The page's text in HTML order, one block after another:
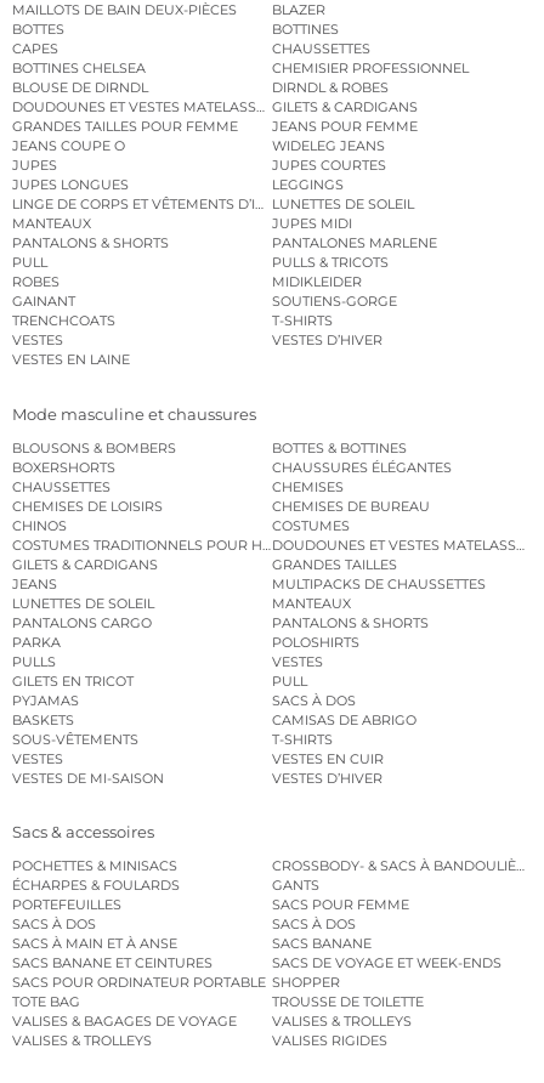
MAILLOTS DE BAIN DEUX-PIÈCES
BLAZER
BOTTES
BOTTINES
CAPES
CHAUSSETTES
BOTTINES CHELSEA
CHEMISIER PROFESSIONNEL
BLOUSE DE DIRNDL
DIRNDL & ROBES
DOUDOUNES ET VESTES MATELASSÉESGILETS & CARDIGANS
GRANDES TAILLES POUR FEMME
JEANS POUR FEMME
JEANS COUPE O
WIDELEG JEANS
JUPES
JUPES COURTES
JUPES LONGUES
LEGGINGS
LINGE DE CORPS ET VÊTEMENTS D’INTÉRIEURLUNETTES DE SOLEIL
MANTEAUX
JUPES MIDI
PANTALONS & SHORTS
PANTALONES MARLENE
PULL
PULLS & TRICOTS
ROBES
MIDIKLEIDER
GAINANT
SOUTIENS-GORGE
TRENCHCOATS
T-SHIRTS
VESTES
VESTES D’HIVER
VESTES EN LAINE
Mode masculine et chaussures
BLOUSONS & BOMBERS
BOTTES & BOTTINES
BOXERSHORTS
CHAUSSURES ÉLÉGANTES
CHAUSSETTES
CHEMISES
CHEMISES DE LOISIRS
CHEMISES DE BUREAU
CHINOS
COSTUMES
COSTUMES TRADITIONNELS POUR HOMMEDOUDOUNES ET VESTES MATELASSÉES
GILETS & CARDIGANS
GRANDES TAILLES
JEANS
MULTIPACKS DE CHAUSSETTES
LUNETTES DE SOLEIL
MANTEAUX
PANTALONS CARGO
PANTALONS & SHORTS
PARKA
POLOSHIRTS
PULLS
VESTES
GILETS EN TRICOT
PULL
PYJAMAS
SACS À DOS
BASKETS
CAMISAS DE ABRIGO
SOUS-VÊTEMENTS
T-SHIRTS
VESTES
VESTES EN CUIR
VESTES DE MI-SAISON
VESTES D’HIVER
Sacs & accessoires
POCHETTES & MINISACS
CROSSBODY- & SACS À BANDOULIÈRE
ÉCHARPES & FOULARDS
GANTS
PORTEFEUILLES
SACS POUR FEMME
SACS À DOS
SACS À DOS
SACS À MAIN ET À ANSE
SACS BANANE
SACS BANANE ET CEINTURES
SACS DE VOYAGE ET WEEK-ENDS
SACS POUR ORDINATEUR PORTABLE SHOPPER
TOTE BAG
TROUSSE DE TOILETTE
VALISES & BAGAGES DE VOYAGE
VALISES & TROLLEYS
VALISES & TROLLEYS
VALISES RIGIDES